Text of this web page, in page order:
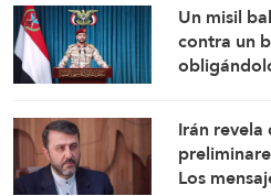
Un misil
contra un
Irán
Los